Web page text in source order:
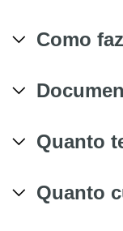
Como
Quanto
Quanto